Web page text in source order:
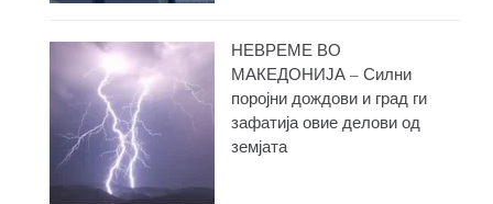
НЕВРЕМЕ ВО
МАКЕДОНИЈА – Силни
поројни дождови и град ги
зафатија овие делови од
земјата